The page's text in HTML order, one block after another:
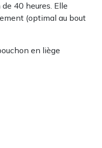
40 heures. Elle
(optimal au bout
en liège